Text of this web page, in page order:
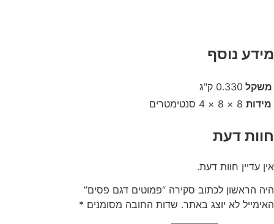
מידע נוסף
משקל 0.330 ק"ג
מידות 8 × 8 × 4 סנטימטרים
חוות דעת
אין עדיין חוות דעת.
היה הראשון לכתוב סקירה “פמוטים דגם פסים”
האימייל לא יוצג באתר. שדות החובה מסומנים *